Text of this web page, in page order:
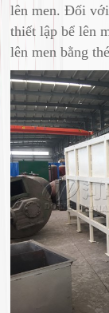
lên men. Đối
thiết lập bể lên
lên men bằng